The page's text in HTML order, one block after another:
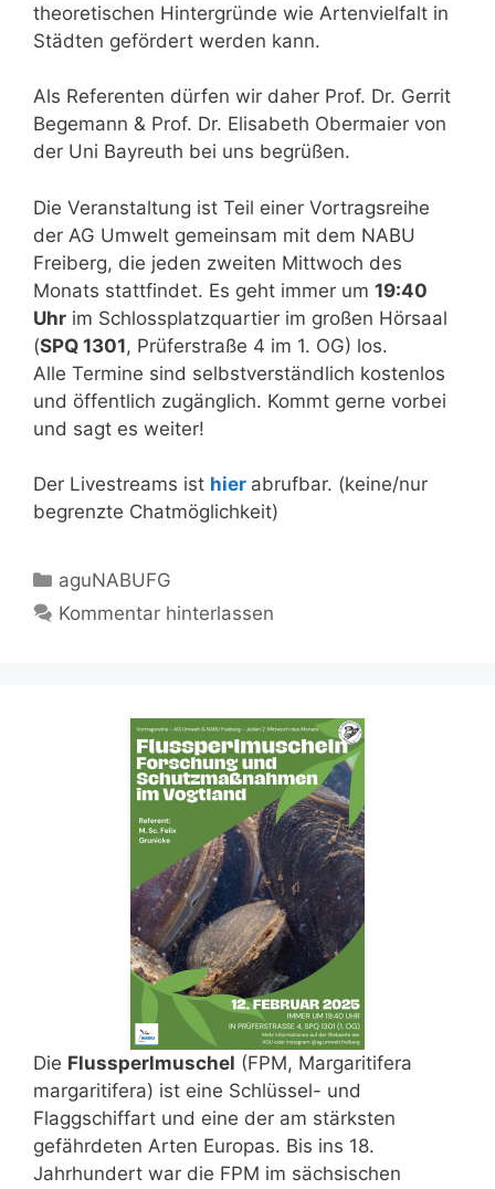
theoretischen Hintergründe wie Artenvielfalt in
Städten gefördert werden kann.
Als Referenten dürfen wir daher Prof. Dr. Gerrit
Begemann & Prof. Dr. Elisabeth Obermaier von
der Uni Bayreuth bei uns begrüßen.
Die Veranstaltung ist Teil einer Vortragsreihe
der AG Umwelt gemeinsam mit dem NABU
Freiberg, die jeden zweiten Mittwoch des
Monats stattfindet. Es geht immer um 19:40
Uhr im Schlossplatzquartier im großen Hörsaal
(SPQ 1301, Prüferstraße 4 im 1. OG) los.
Alle Termine sind selbstverständlich kostenlos
und öffentlich zugänglich. Kommt gerne vorbei
und sagt es weiter!
Der Livestreams ist hier abrufbar. (keine/nur
begrenzte Chatmöglichkeit)
Kategorien
aguNABUFG
Kommentar hinterlassen
Die Flussperlmuschel (FPM, Margaritifera
margaritifera) ist eine Schlüssel- und
Flaggschiffart und eine der am stärksten
gefährdeten Arten Europas. Bis ins 18.
Jahrhundert war die FPM im sächsischen